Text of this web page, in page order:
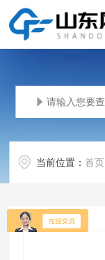
当前位置：首页